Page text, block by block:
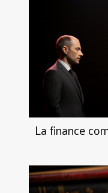
La finance